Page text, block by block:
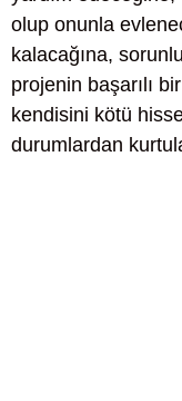
olup onunla
kalacağına,
projenin başarılı
kendisini kötü
durumlardan